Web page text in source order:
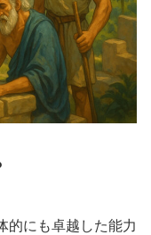
的にも卓越した能力